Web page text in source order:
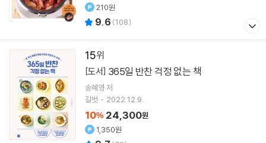
210원
9.6 (108)
15
[도서] 365일 반찬 걱정 없는 책
송혜영 저
길벗
2022.12.9.
10% 24,300원
1,350원